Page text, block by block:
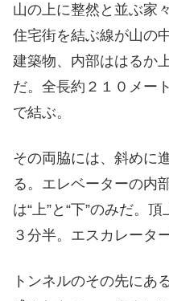
山の上に整然と並ぶ家
住宅街を結ぶ線が山の
建築物、内部ははるか
だ。全長約２１０メー
で結ぶ。
その両脇には、斜めに
る。エレベーターの内
は“上”と“下”のみだ。
３分半。エスカレータ
トンネルのその先にあ